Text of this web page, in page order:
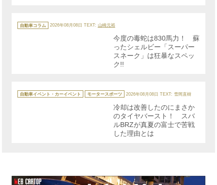
テ
ゴ
自動車コラム 2026年08月08日 TEXT: 山崎元裕
今度の毒蛇は830馬力！ 蘇
ったシェルビー「スーパー
スネーク」は狂暴なスペッ
ク!!
テ
ゴ
自動車イベント・カーイベント モータースポーツ 2026年08月08日 TEXT: 雪岡直樹
冷却は改善したのにまさか
のタイヤバースト！ スバ
ルBRZが真夏の富士で苦戦
した理由とは